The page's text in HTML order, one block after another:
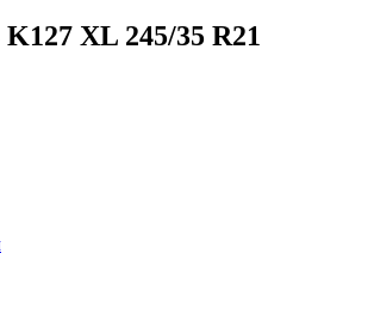
XL 245/35 R21